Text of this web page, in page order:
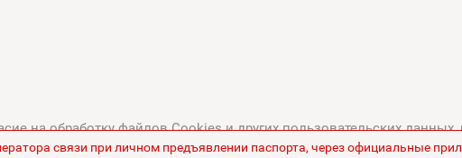
на обработку файлов Cookies и других пользовательских данных,
связи при личном предъявлении паспорта, через официальные